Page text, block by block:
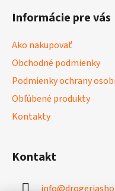
Informácie pre vás
Ako nakupovať
Obchodné podmienky
Podmienky ochrany
Obľúbené produkty
Kontakty
Kontakt